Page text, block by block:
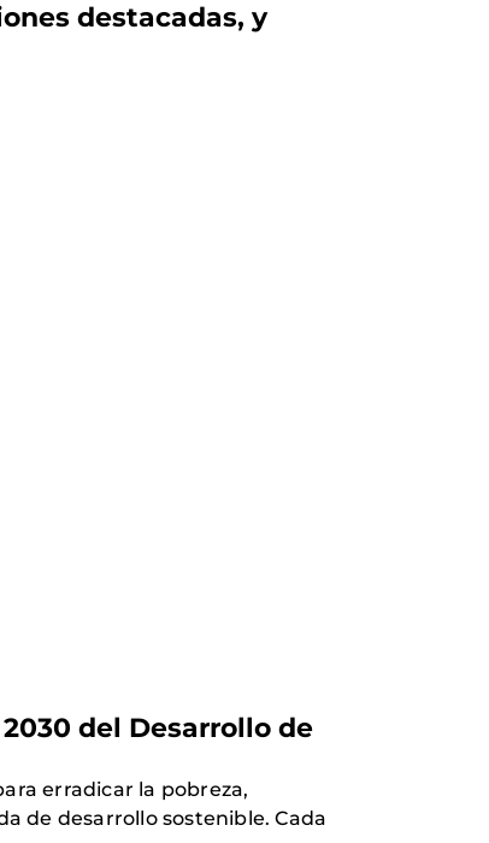
destacadas, y
del Desarrollo de
erradicar la pobreza,
de desarrollo sostenible. Cada